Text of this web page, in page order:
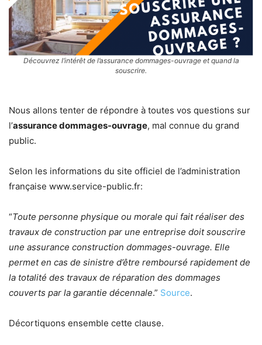
Découvrez l’intérêt de l’assurance dommages-ouvrage et quand la
souscrire.
Nous allons tenter de répondre à toutes vos questions sur
l’assurance dommages-ouvrage, mal connue du grand
public.
Selon les informations du site officiel de l’administration
française www.service-public.fr:
“Toute personne physique ou morale qui fait réaliser des
travaux de construction par une entreprise doit souscrire
une assurance construction dommages-ouvrage. Elle
permet en cas de sinistre d’être remboursé rapidement de
la totalité des travaux de réparation des dommages
couverts par la garantie décennale.” Source.
Décortiquons ensemble cette clause.